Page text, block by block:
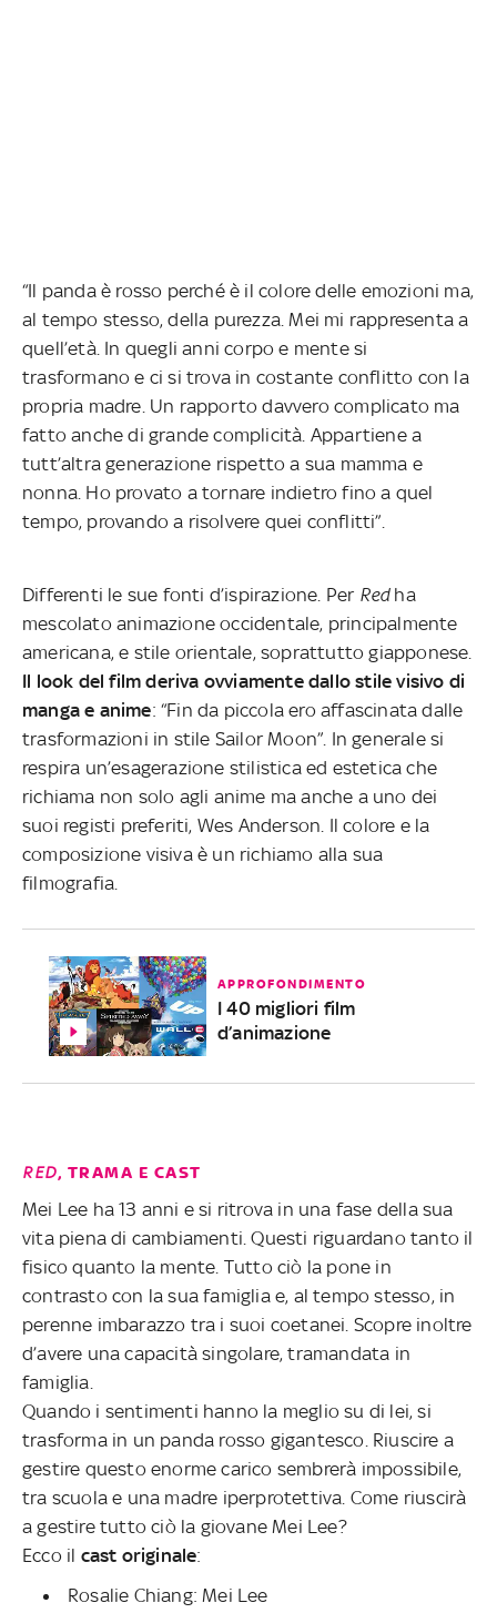
“Il panda è rosso perché è il colore delle emozioni ma,
al tempo stesso, della purezza. Mei mi rappresenta a
quell’età. In quegli anni corpo e mente si
trasformano e ci si trova in costante conflitto con la
propria madre. Un rapporto davvero complicato ma
fatto anche di grande complicità. Appartiene a
tutt’altra generazione rispetto a sua mamma e
nonna. Ho provato a tornare indietro fino a quel
tempo, provando a risolvere quei conflitti”.
Differenti le sue fonti d’ispirazione. Per Red ha
mescolato animazione occidentale, principalmente
americana, e stile orientale, soprattutto giapponese.
Il look del film deriva ovviamente dallo stile visivo di
manga e anime: “Fin da piccola ero affascinata dalle
trasformazioni in stile Sailor Moon”. In generale si
respira un’esagerazione stilistica ed estetica che
richiama non solo agli anime ma anche a uno dei
suoi registi preferiti, Wes Anderson. Il colore e la
composizione visiva è un richiamo alla sua
filmografia.
APPROFONDIMENTO
I 40 migliori film
d’animazione
RED, TRAMA E CAST
Mei Lee ha 13 anni e si ritrova in una fase della sua
vita piena di cambiamenti. Questi riguardano tanto il
fisico quanto la mente. Tutto ciò la pone in
contrasto con la sua famiglia e, al tempo stesso, in
perenne imbarazzo tra i suoi coetanei. Scopre inoltre
d’avere una capacità singolare, tramandata in
famiglia.
Quando i sentimenti hanno la meglio su di lei, si
trasforma in un panda rosso gigantesco. Riuscire a
gestire questo enorme carico sembrerà impossibile,
tra scuola e una madre iperprotettiva. Come riuscirà
a gestire tutto ciò la giovane Mei Lee?
Ecco il cast originale:
Rosalie Chiang: Mei Lee